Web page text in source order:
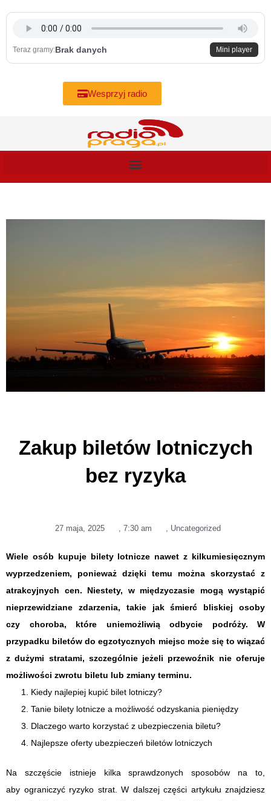
content
Teraz gramy:Brak danych Mini player
Wesprzyj radio
Zakup biletów lotniczych
bez ryzyka
27 maja, 2025 , 7:30 am , Uncategorized
Wiele osób kupuje bilety lotnicze nawet z kilkumiesięcznym
wyprzedzeniem, ponieważ dzięki temu można skorzystać z
atrakcyjnych cen. Niestety, w międzyczasie mogą wystąpić
nieprzewidziane zdarzenia, takie jak śmierć bliskiej osoby
czy choroba, które uniemożliwią odbycie podróży. W
przypadku biletów do egzotycznych miejsc może się to wiązać
z dużymi stratami, szczególnie jeżeli przewoźnik nie oferuje
możliwości zwrotu biletu lub zmiany terminu.
Kiedy najlepiej kupić bilet lotniczy?
Tanie bilety lotnicze a możliwość odzyskania pieniędzy
Dlaczego warto korzystać z ubezpieczenia biletu?
Najlepsze oferty ubezpieczeń biletów lotniczych
Na szczęście istnieje kilka sprawdzonych sposobów na to,
aby ograniczyć ryzyko strat. W dalszej części artykułu znajdziesz